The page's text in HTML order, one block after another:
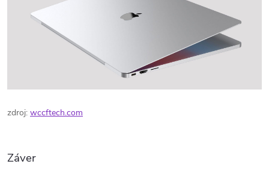
zdroj: wccftech.com
Záver